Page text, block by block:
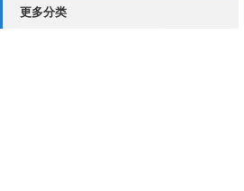
更多分类